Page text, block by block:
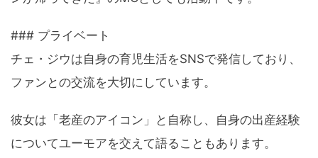
### プライベート
チェ・ジウは自身の育児生活をSNSで発信しており、
ファンとの交流を大切にしています。
彼女は「老産のアイコン」と自称し、自身の出産経験
についてユーモアを交えて語ることもあります。